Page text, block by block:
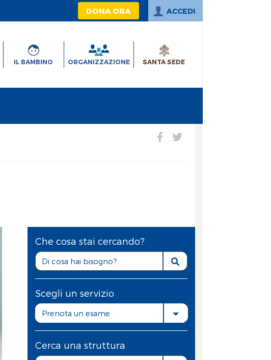
DONA ORA ACCEDI
IL BAMBINO ORGANIZZAZIONE SANTA SEDE
Che cosa stai cercando?
Scegli un servizio
Prenota un esame
Cerca una struttura